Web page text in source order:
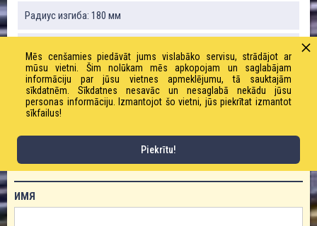
Радиус изгиба: 180 мм
Вес: 2410 г / м
Рабочее давление: 0,12 бар
ЗАКАЗАТЬ ТОВАР!
ИМЯ
Mēs cenšamies piedāvāt jums vislabāko servisu, strādājot ar
mūsu vietni. Šim nolūkam mēs apkopojam un saglabājam
informāciju par jūsu vietnes apmeklējumu, tā sauktajām
sīkdatnēm. Sīkdatnes nesavāc un nesaglabā nekādu jūsu
personas informāciju. Izmantojot šo vietni, jūs piekrītat izmantot
sīkfailus!
Piekrītu!